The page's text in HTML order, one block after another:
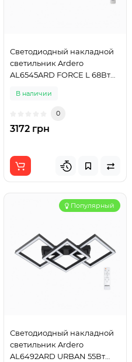
Светодиодный накладной
светильник Ardero
AL6545ARD FORCE L 68Вт
В наличии
0
3172 грн
Популярный
Светодиодный накладной
светильник Ardero
AL6492ARD URBAN 55Вт